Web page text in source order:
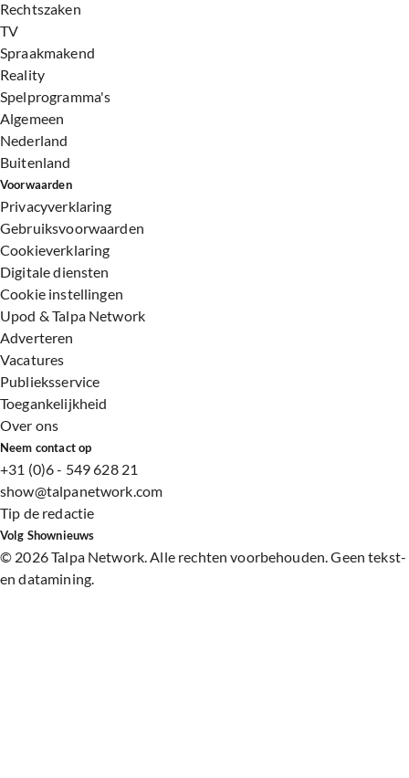
Rechtszaken
TV
Spraakmakend
Reality
Spelprogramma's
Algemeen
Nederland
Buitenland
Voorwaarden
Privacyverklaring
Gebruiksvoorwaarden
Cookieverklaring
Digitale diensten
Cookie instellingen
Upod & Talpa Network
Adverteren
Vacatures
Publieksservice
Toegankelijkheid
Over ons
Neem contact op
+31 (0)6 - 549 628 21
show@talpanetwork.com
Tip de redactie
Volg Shownieuws
© 2026 Talpa Network. Alle rechten voorbehouden. Geen tekst-
en datamining.